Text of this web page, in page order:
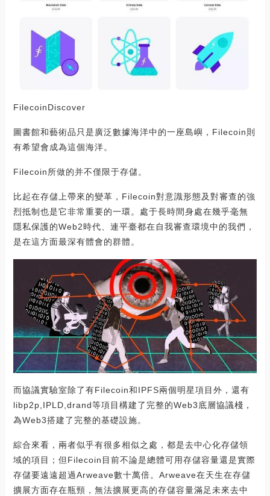
FilecoinDiscover
圖書館和藝術品只是廣泛數據海洋中的一座島嶼，Filecoin則
有希望會成為這個海洋。
Filecoin所做的并不僅限于存儲。
比起在存儲上帶來的變革，Filecoin對意識形態及對審查的強
烈抵制也是它非常重要的一環。處于長時間身處在幾乎毫無
隱私保護的Web2時代、連平臺都在自我審查環境中的我們，
是在這方面最深有體會的群體。
而協議實驗室除了有Filecoin和IPFS兩個明星項目外，還有
libp2p,IPLD,drand等項目構建了完整的Web3底層協議棧，
為Web3搭建了完整的基礎設施。
綜合來看，兩者似乎有很多相似之處，都是去中心化存儲領
域的項目；但Filecoin目前不論是總體可用存儲容量還是實際
存儲要遠遠超過Arweave數十萬倍。Arweave在天生在存儲
擴展方面存在瓶頸，無法擴展更高的存儲容量滿足未來去中